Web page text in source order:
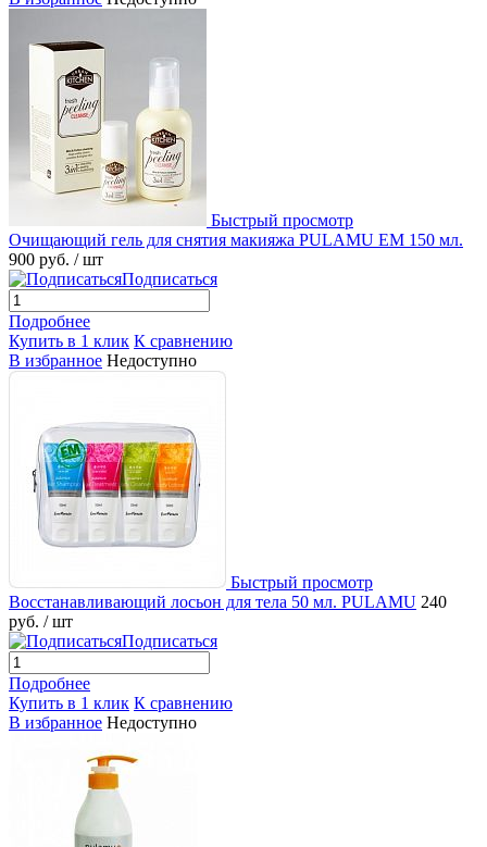
Быстрый просмотр
Очищающий гель для снятия макияжа PULAMU EM 150 мл.
900 руб. / шт
Подписаться
Подробнее
Купить в 1 клик К сравнению
В избранное Недоступно
Быстрый просмотр
Восстанавливающий лосьон для тела 50 мл. PULAMU 240
руб. / шт
Подписаться
Подробнее
Купить в 1 клик К сравнению
В избранное Недоступно